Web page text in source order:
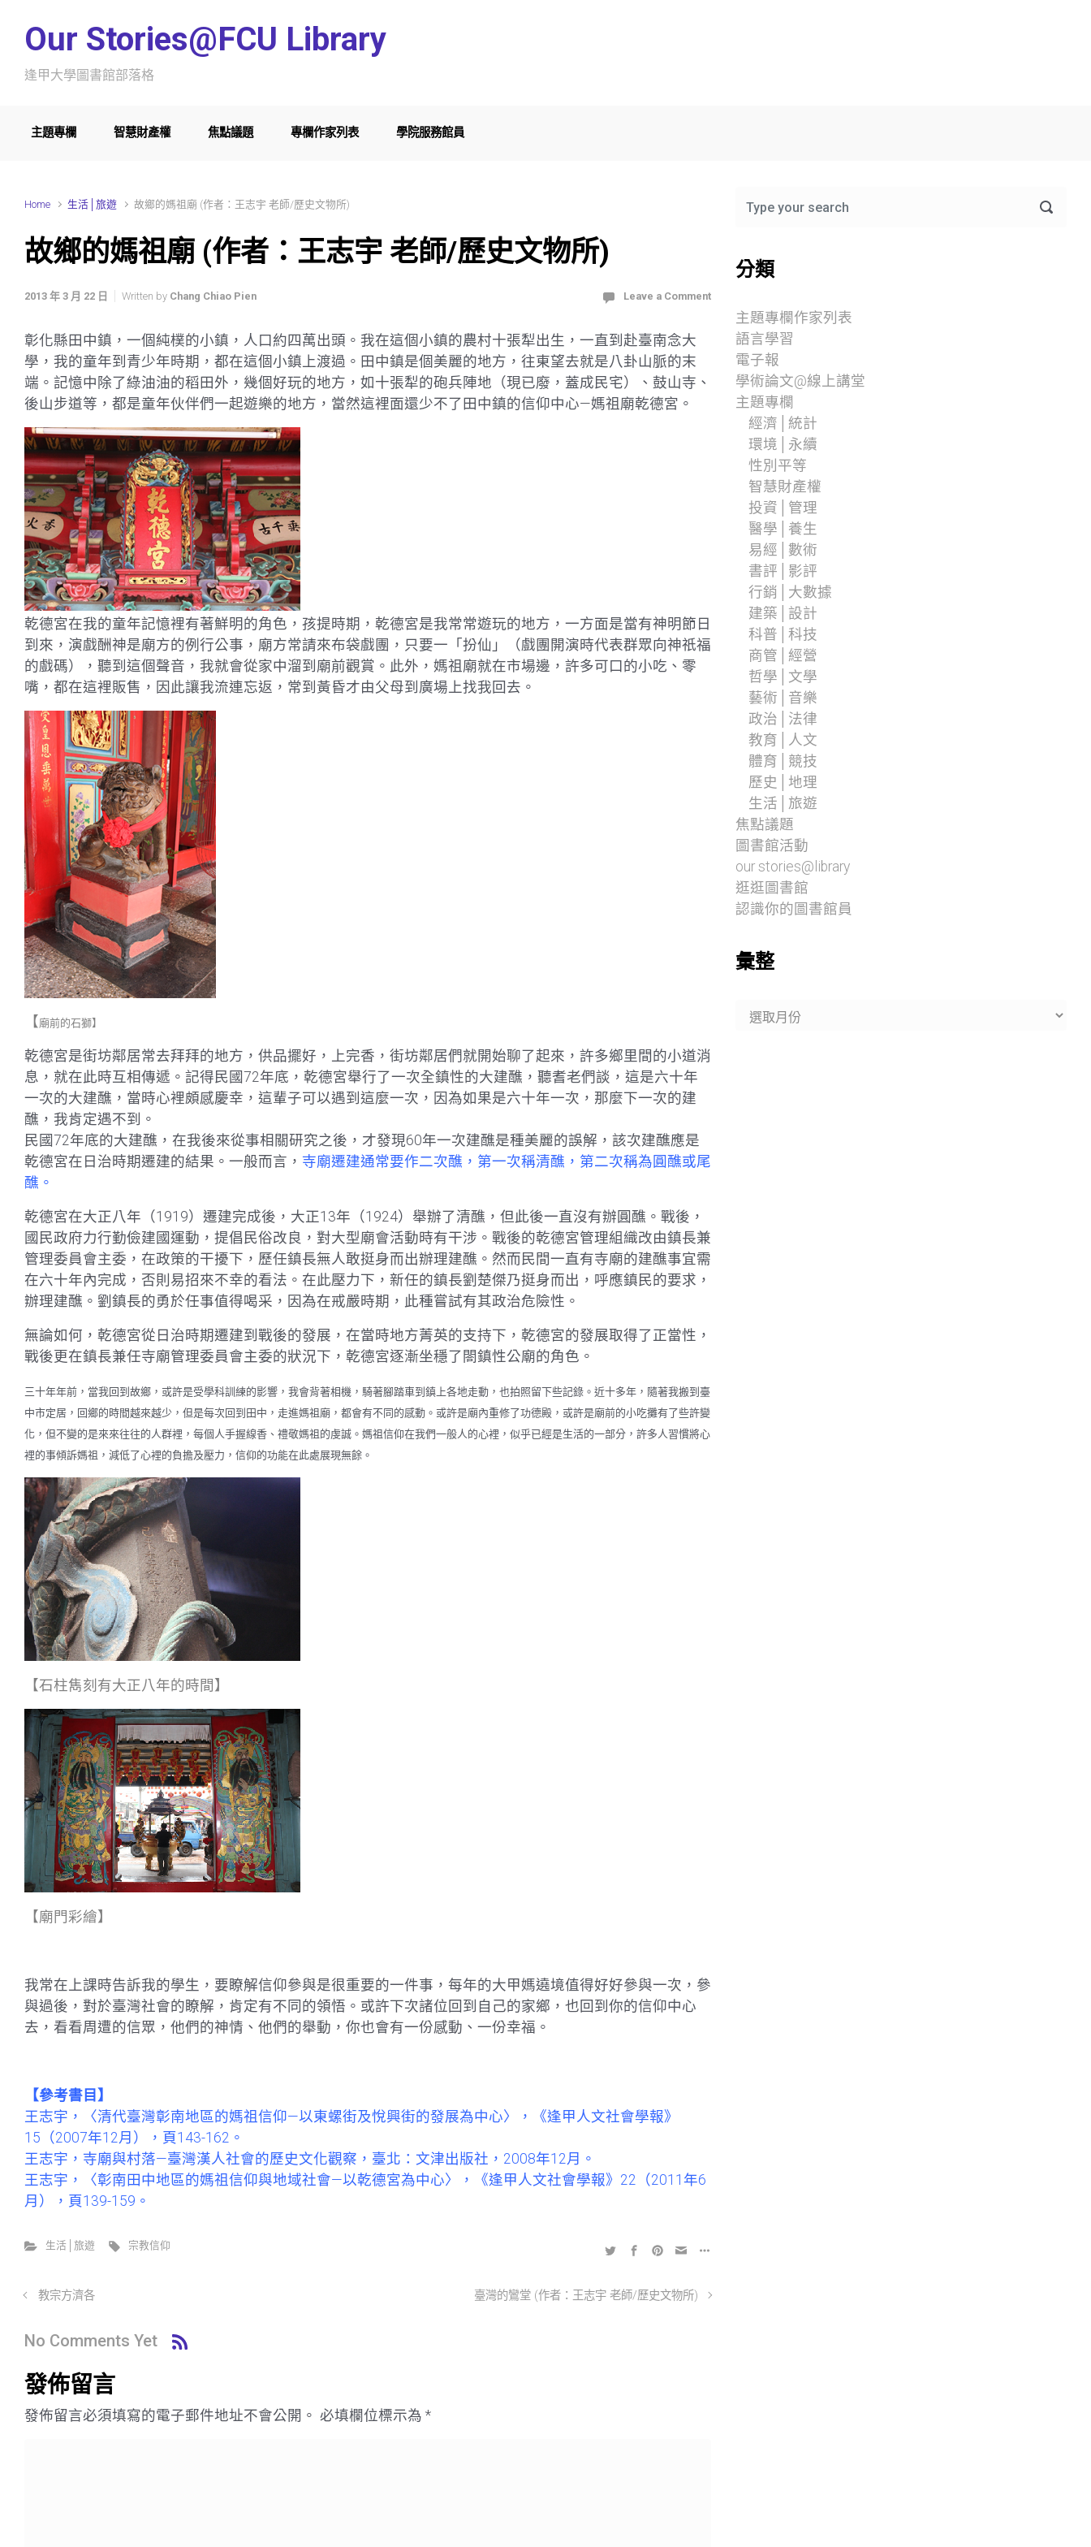
Our Stories@FCU Library
逢甲大學圖書館部落格
主題專欄 智慧財產權 焦點議題 專欄作家列表 學院服務館員
Home 生活│旅遊 故鄉的媽祖廟 (作者：王志宇 老師/歷史文物所)
故鄉的媽祖廟 (作者：王志宇 老師/歷史文物所)
2013 年 3 月 22 日 Written by Chang Chiao Pien Leave a Comment
彰化縣田中鎮，一個純樸的小鎮，人口約四萬出頭。我在這個小鎮的農村十張犁出生，一直到赴臺南念大
學，我的童年到青少年時期，都在這個小鎮上渡過。田中鎮是個美麗的地方，往東望去就是八卦山脈的末
端。記憶中除了綠油油的稻田外，幾個好玩的地方，如十張犁的砲兵陣地（現已廢，蓋成民宅）、鼓山寺、
後山步道等，都是童年伙伴們一起遊樂的地方，當然這裡面還少不了田中鎮的信仰中心—媽祖廟乾德宮。
乾德宮在我的童年記憶裡有著鮮明的角色，孩提時期，乾德宮是我常常遊玩的地方，一方面是當有神明節日
到來，演戲酬神是廟方的例行公事，廟方常請來布袋戲團，只要一「扮仙」（戲團開演時代表群眾向神祇福
的戲碼），聽到這個聲音，我就會從家中溜到廟前觀賞。此外，媽祖廟就在市場邊，許多可口的小吃、零
嘴，都在這裡販售，因此讓我流連忘返，常到黃昏才由父母到廣場上找我回去。
【 廟前的石獅】
乾德宮是街坊鄰居常去拜拜的地方，供品擺好，上完香，街坊鄰居們就開始聊了起來，許多鄉里間的小道消
息，就在此時互相傳遞。記得民國72年底，乾德宮舉行了一次全鎮性的大建醮，聽耆老們談，這是六十年
一次的大建醮，當時心裡頗感慶幸，這輩子可以遇到這麼一次，因為如果是六十年一次，那麼下一次的建
醮，我肯定遇不到。
民國72年底的大建醮，在我後來從事相關研究之後，才發現60年一次建醮是種美麗的誤解，該次建醮應是
乾德宮在日治時期遷建的結果。一般而言， 寺廟遷建通常要作二次醮，第一次稱清醮，第二次稱為圓醮或尾
醮。
乾德宮在大正八年（1919）遷建完成後，大正13年（1924）舉辦了清醮，但此後一直沒有辦圓醮。戰後，
國民政府力行勤儉建國運動，提倡民俗改良，對大型廟會活動時有干涉。戰後的乾德宮管理組織改由鎮長兼
管理委員會主委，在政策的干擾下，歷任鎮長無人敢挺身而出辦理建醮。然而民間一直有寺廟的建醮事宜需
在六十年內完成，否則易招來不幸的看法。在此壓力下，新任的鎮長劉楚傑乃挺身而出，呼應鎮民的要求，
辦理建醮。劉鎮長的勇於任事值得喝采，因為在戒嚴時期，此種嘗試有其政治危險性。
無論如何，乾德宮從日治時期遷建到戰後的發展，在當時地方菁英的支持下，乾德宮的發展取得了正當性，
戰後更在鎮長兼任寺廟管理委員會主委的狀況下，乾德宮逐漸坐穩了閤鎮性公廟的角色。
三十年年前，當我回到故鄉，或許是受學科訓練的影響，我會背著相機，騎著腳踏車到鎮上各地走動，也拍照留下些記錄。近十多年，隨著我搬到臺
中市定居，回鄉的時間越來越少，但是每次回到田中，走進媽祖廟，都會有不同的感動。或許是廟內重修了功德殿，或許是廟前的小吃攤有了些許變
化，但不變的是來來往往的人群裡，每個人手握線香、禮敬媽祖的虔誠。媽祖信仰在我們一般人的心裡，似乎已經是生活的一部分，許多人習慣將心
裡的事傾訴媽祖，減低了心裡的負擔及壓力，信仰的功能在此處展現無餘。
【石柱雋刻有大正八年的時間】
【廟門彩繪】
我常在上課時告訴我的學生，要瞭解信仰參與是很重要的一件事，每年的大甲媽遶境值得好好參與一次，參
與過後，對於臺灣社會的瞭解，肯定有不同的領悟。或許下次諸位回到自己的家鄉，也回到你的信仰中心
去，看看周遭的信眾，他們的神情、他們的舉動，你也會有一份感動、一份幸福。
【參考書目】
王志宇，〈清代臺灣彰南地區的媽祖信仰—以東螺街及悅興街的發展為中心〉，《逢甲人文社會學報》
15（2007年12月），頁143-162。
王志宇，寺廟與村落—臺灣漢人社會的歷史文化觀察，臺北：文津出版社，2008年12月。
王志宇，〈彰南田中地區的媽祖信仰與地域社會—以乾德宮為中心〉，《逢甲人文社會學報》22（2011年6
月），頁139-159。
生活│旅遊 宗教信仰
教宗方濟各 臺灣的鸞堂 (作者：王志宇 老師/歷史文物所)
No Comments Yet
發佈留言
發佈留言必須填寫的電子郵件地址不會公開。 必填欄位標示為 *
分類
主題專欄作家列表
語言學習
電子報
學術論文@線上講堂
主題專欄
經濟│統計
環境│永續
性別平等
智慧財產權
投資│管理
醫學│養生
易經│數術
書評│影評
行銷│大數據
建築│設計
科普│科技
商管│經營
哲學│文學
藝術│音樂
政治│法律
教育│人文
體育│競技
歷史│地理
生活│旅遊
焦點議題
圖書館活動
our stories@library
逛逛圖書館
認識你的圖書館員
彙整